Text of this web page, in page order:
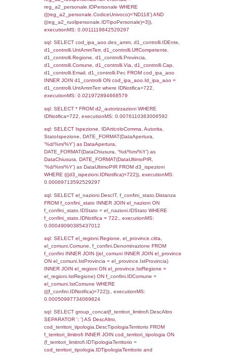
sql: SELECT a1.RagioneSociale,
localita, el_prov.citta AS provincia,
DATE(n.DataInvioNotifica) as
n.FileNotificaZip, n.DataFileNotificaZip
LEFT JOIN infostabilimento i ON
n.CodiceUnivoco LEFT JOIN
a1.CodiceUnivoco = n.CodiceUnivoco LEFT
el_comuni AS el_com ON a1.ComuneStab =
el_com.IstComune LEFT JOIN el_province
a1.ProvinciaStab = el_prov.IstProvincia
sql: SELECT a1_stabilimento.*,
ComuneST, el_province.citta as
el_regioni.Regione as RegioneST,
as ComuneSL, el_province_1.citta as
(((((a1_stabilimento LEFT JOIN el_comuni
a1_stabilimento.ComuneStab =
LEFT JOIN el_province ON
= el_province.IstProvincia) LEFT JOIN
a1_stabilimento.RegioneStab =
LEFT JOIN el_comuni AS el_comuni_1 ON
a1_stabilimento.IstComuneSL =
LEFT JOIN el_province AS el_province_1
a1_stabilimento.IstProvinciaSL =
el_regioni_1 ON
el_regioni_1.IstRegione where
executionMS: 0.00067305564880371